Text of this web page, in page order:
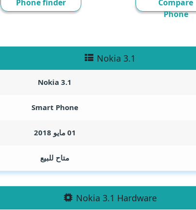
Compare
Phone
Phone finder
Nokia 3.1
Nokia 3.1
Smart Phone
01 مايو 2018
متاح للبيع
Nokia 3.1 Hardware